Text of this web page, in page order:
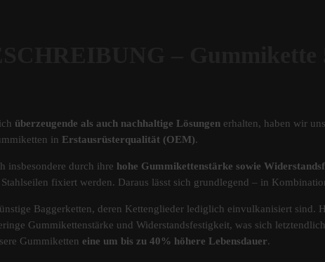
überzeugende als auch nachhaltige Lösungen erhalten, haben wir
in Erstausrüsterqualität (OEM).
insbesondere durch ihre hohe Gummikettenstärke sowie
fixiert werden. Daraus lässt sich grundlegend – in
Baggerketten, deren Kettenglieder lediglich einvulkanisiert
Gummikettenstärke und Widerstandsfestigkeit, was sich
Gummiketten eine um bis zu 40% höhere Lebensdauer.